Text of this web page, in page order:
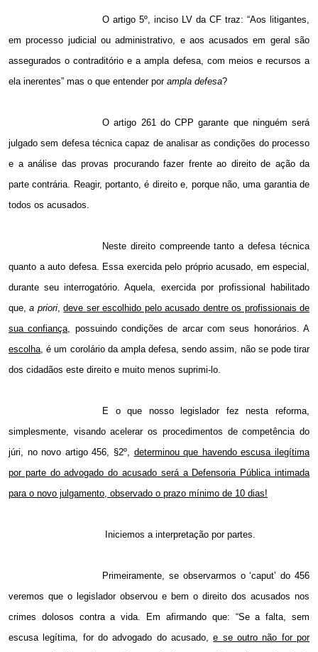
O artigo 5º, inciso LV da CF traz: “Aos litigantes,
em processo judicial ou administrativo, e aos acusados em geral são
assegurados o contraditório e a ampla defesa, com meios e recursos a
ela inerentes” mas o que entender por ampla defesa?
O artigo 261 do CPP garante que ninguém será
julgado sem defesa técnica capaz de analisar as condições do processo
e a análise das provas procurando fazer frente ao direito de ação da
parte contrária. Reagir, portanto, é direito e, porque não, uma garantia de
todos os acusados.
Neste direito compreende tanto a defesa técnica
quanto a auto defesa. Essa exercida pelo próprio acusado, em especial,
durante seu interrogatório. Aquela, exercida por profissional habilitado
que,a priori,deve ser escolhido pelo acusado dentre os profissionais de
sua confiança, possuindo condições de arcar com seus honorários. A
escolha, é um corolário da ampla defesa, sendo assim, não se pode tirar
dos cidadãos este direito e muito menos suprimi-lo.
E o que nosso legislador fez nesta reforma,
simplesmente, visando acelerar os procedimentos de competência do
júri, no novo artigo 456, §2º, determinou que havendo escusa ilegítima
por parte do advogado do acusado será a Defensoria Pública intimada
para o novo julgamento, observado o prazo mínimo de 10 dias!
Iniciemos a interpretação por partes.
Primeiramente, se observarmos o ‘caput’ do 456
veremos que o legislador observou e bem o direito dos acusados nos
crimes dolosos contra a vida. Em afirmando que: “Se a falta, sem
escusa legítima, for do advogado do acusado,e se outro não for por